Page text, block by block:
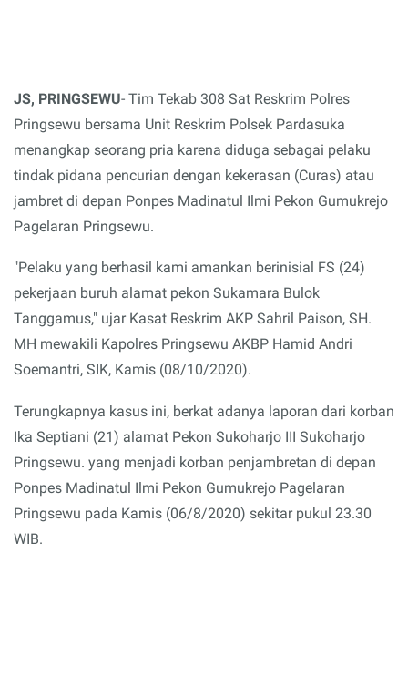
JS, PRINGSEWU- Tim Tekab 308 Sat Reskrim Polres
Pringsewu bersama Unit Reskrim Polsek Pardasuka
menangkap seorang pria karena diduga sebagai pelaku
tindak pidana pencurian dengan kekerasan (Curas) atau
jambret di depan Ponpes Madinatul Ilmi Pekon Gumukrejo
Pagelaran Pringsewu.
"Pelaku yang berhasil kami amankan berinisial FS (24)
pekerjaan buruh alamat pekon Sukamara Bulok
Tanggamus," ujar Kasat Reskrim AKP Sahril Paison, SH.
MH mewakili Kapolres Pringsewu AKBP Hamid Andri
Soemantri, SIK, Kamis (08/10/2020).
Terungkapnya kasus ini, berkat adanya laporan dari korban
Ika Septiani (21) alamat Pekon Sukoharjo III Sukoharjo
Pringsewu. yang menjadi korban penjambretan di depan
Ponpes Madinatul Ilmi Pekon Gumukrejo Pagelaran
Pringsewu pada Kamis (06/8/2020) sekitar pukul 23.30
WIB.